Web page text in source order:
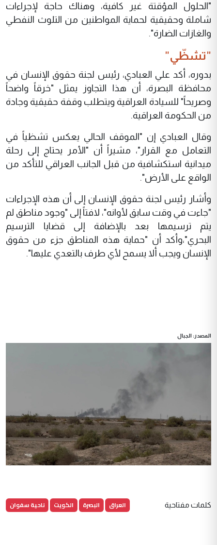
"الحلول المؤقتة غير كافية، وهناك حاجة لإجراءات
شاملة وحقيقية لحماية المواطنين من التلوث النفطي
والغازات الضارة".
"تشظّي"
بدوره، أكد علي العبادي، رئيس لجنة حقوق الإنسان في
محافظة البصرة، أن هذا التجاوز يمثل "خرقاً واضحاً
وصريحاً" للسيادة العراقية ويتطلب وقفة حقيقية وجادة
من الحكومة العراقية.
وقال العبادي إن "الموقف الحالي يعكس تشظياً في
التعامل مع القرار"، مشيراً أن "الأمر يحتاج إلى رحلة
ميدانية استكشافية من قبل الجانب العراقي للتأكد من
الواقع على الأرض".
وأشار رئيس لجنة حقوق الإنسان إلى أن هذه الإجراءات
"جاءت في وقت سابق لأوانه"، لافتاً إلى "وجود مناطق لم
يتم ترسيمها بعد بالإضافة إلى قضايا الترسيم
البحري"،وأكد أن "حماية هذه المناطق جزء من حقوق
الإنسان ويجب ألا يسمح لأي طرف بالتعدي عليها".
المصدر: الجبال
كلمات مفتاحية العراق البصرة الكويت ناحية سفوان